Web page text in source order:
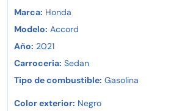
Marca: Honda
Modelo: Accord
Año: 2021
Carroceria: Sedan
Tipo de combustible: Gasolina
Color exterior: Negro